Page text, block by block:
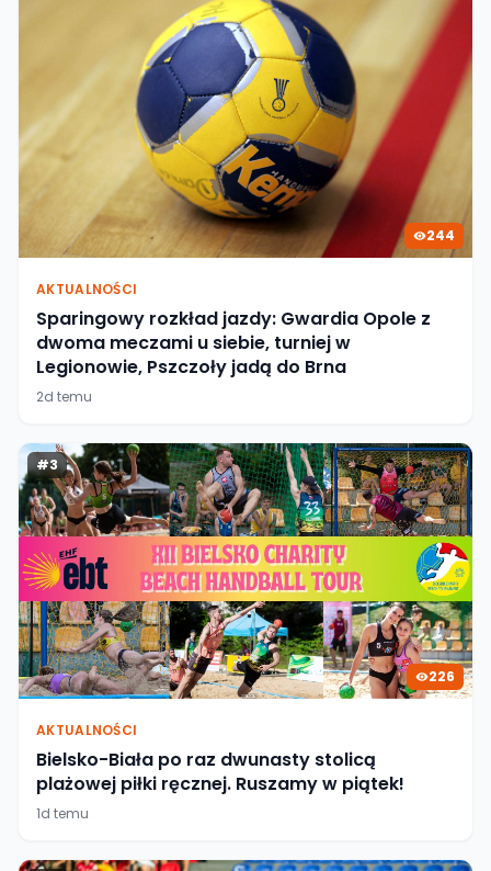
244
AKTUALNOŚCI
Sparingowy rozkład jazdy: Gwardia Opole z
dwoma meczami u siebie, turniej w
Legionowie, Pszczoły jadą do Brna
2d temu
#3
226
AKTUALNOŚCI
Bielsko-Biała po raz dwunasty stolicą
plażowej piłki ręcznej. Ruszamy w piątek!
1d temu